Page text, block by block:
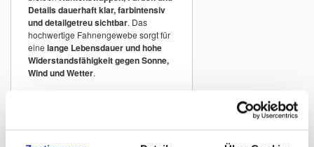
Details dauerhaft klar, farbintensiv
und detailgetreu sichtbar. Das
hochwertige Fahnengewebe sorgt für
eine lange Lebensdauer und hohe
Widerstandsfähigkeit gegen Sonne,
Wind und Wetter.
Kantonsfahne mit